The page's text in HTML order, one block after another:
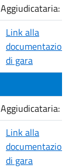
Link alla
documentazione
di gara
Link alla
documentazione
di gara